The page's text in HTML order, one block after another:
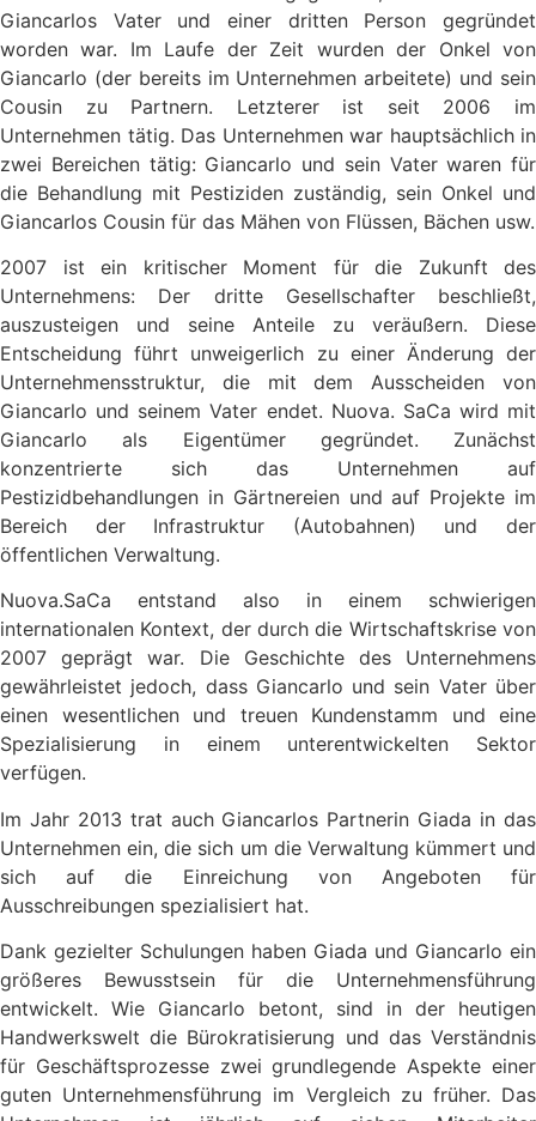
Giancarlos Vater und einer dritten Person gegründet
worden war. Im Laufe der Zeit wurden der Onkel von
Giancarlo (der bereits im Unternehmen arbeitete) und sein
Cousin zu Partnern. Letzterer ist seit 2006 im
Unternehmen tätig. Das Unternehmen war hauptsächlich in
zwei Bereichen tätig: Giancarlo und sein Vater waren für
die Behandlung mit Pestiziden zuständig, sein Onkel und
Giancarlos Cousin für das Mähen von Flüssen, Bächen usw.
2007 ist ein kritischer Moment für die Zukunft des
Unternehmens: Der dritte Gesellschafter beschließt,
auszusteigen und seine Anteile zu veräußern. Diese
Entscheidung führt unweigerlich zu einer Änderung der
Unternehmensstruktur, die mit dem Ausscheiden von
Giancarlo und seinem Vater endet. Nuova. SaCa wird mit
Giancarlo als Eigentümer gegründet. Zunächst
konzentrierte sich das Unternehmen auf
Pestizidbehandlungen in Gärtnereien und auf Projekte im
Bereich der Infrastruktur (Autobahnen) und der
öffentlichen Verwaltung.
Nuova.SaCa entstand also in einem schwierigen
internationalen Kontext, der durch die Wirtschaftskrise von
2007 geprägt war. Die Geschichte des Unternehmens
gewährleistet jedoch, dass Giancarlo und sein Vater über
einen wesentlichen und treuen Kundenstamm und eine
Spezialisierung in einem unterentwickelten Sektor
verfügen.
Im Jahr 2013 trat auch Giancarlos Partnerin Giada in das
Unternehmen ein, die sich um die Verwaltung kümmert und
sich auf die Einreichung von Angeboten für
Ausschreibungen spezialisiert hat.
Dank gezielter Schulungen haben Giada und Giancarlo ein
größeres Bewusstsein für die Unternehmensführung
entwickelt. Wie Giancarlo betont, sind in der heutigen
Handwerkswelt die Bürokratisierung und das Verständnis
für Geschäftsprozesse zwei grundlegende Aspekte einer
guten Unternehmensführung im Vergleich zu früher. Das